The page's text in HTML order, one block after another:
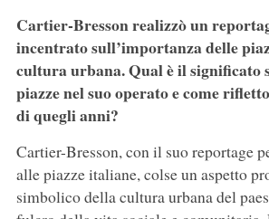
Cartier-Bresson realizzò un
incentrato sull’importanza delle
cultura urbana. Qual è il significato
piazze nel suo operato e come
di quegli anni?
Cartier-Bresson, con il suo reportage
alle piazze italiane, colse un aspetto
simbolico della cultura urbana del